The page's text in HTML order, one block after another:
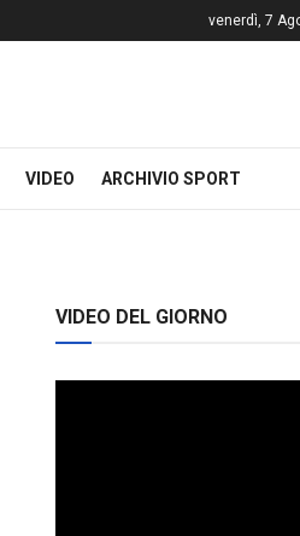
venerdì, 7
VIDEO ARCHIVIO SPORT
VIDEO DEL GIORNO